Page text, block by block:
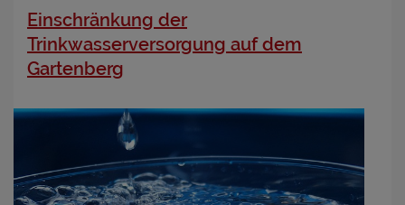
Einschränkung der
Trinkwasserversorgung auf dem
Gartenberg